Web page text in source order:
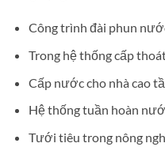
Công trình đài phun
Trong hệ thống cấp
Cấp nước cho nhà cao
Hệ thống tuần hoàn
Tưới tiêu trong nông